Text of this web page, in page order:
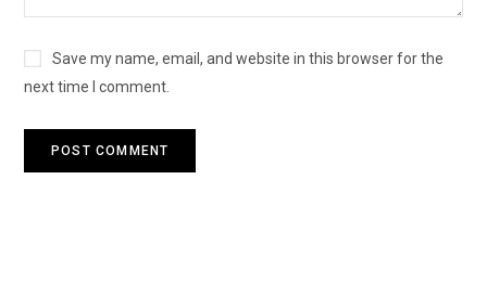
Save my name, email, and website in this browser for the
next time I comment.